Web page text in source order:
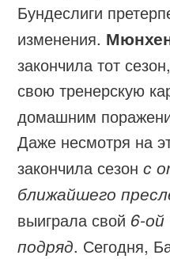
Бундеслиги
изменения.
закончила тот
свою тренерскую
домашним
Даже несмотря на
закончила сезонс
ближайшего
выиграла свой 6-
подряд. Сегодня,